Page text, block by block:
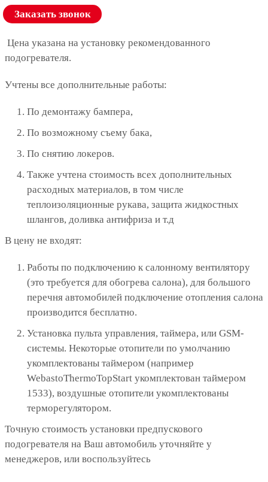
Заказать звонок
Цена указана на установку рекомендованного
подогревателя.
Учтены все дополнительные работы:
По демонтажу бампера,
По возможному съему бака,
По снятию локеров.
Также учтена стоимость всех дополнительных
расходных материалов, в том числе
теплоизоляционные рукава, защита жидкостных
шлангов, доливка антифриза и т.д
В цену не входят:
Работы по подключению к салонному вентилятору
(это требуется для обогрева салона), для большого
перечня автомобилей подключение отопления салона
производится бесплатно.
Установка пульта управления, таймера, или GSM-
системы. Некоторые отопители по умолчанию
укомплектованы таймером (например
WebastoThermoTopStart укомплектован таймером
1533), воздушные отопители укомплектованы
терморегулятором.
Точную стоимость установки предпускового
подогревателя на Ваш автомобиль уточняйте у
менеджеров, или воспользуйтесь